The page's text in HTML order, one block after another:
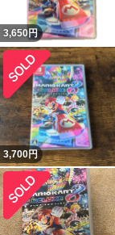
3,650円
3,700円